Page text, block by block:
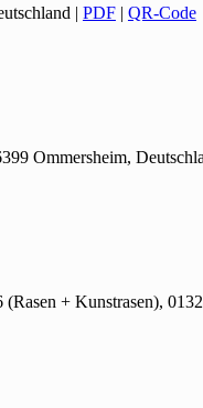
| PDF| QR-Code
Ommersheim,
+ Kunstrasen),